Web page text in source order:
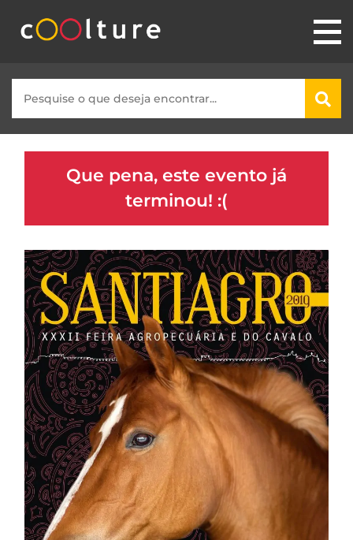
Que pena, este evento já
terminou! :(